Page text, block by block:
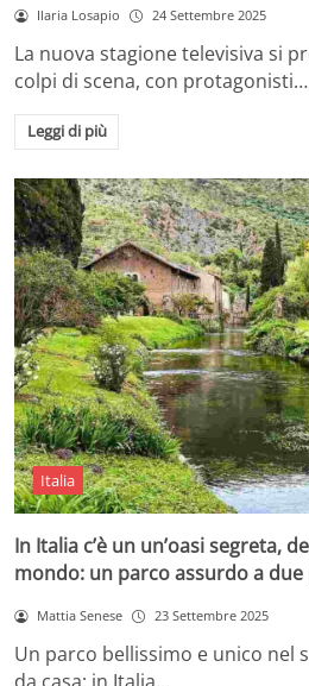
Ilaria Losapio 24 Settembre 2025
La nuova stagione televisiva si
colpi di scena, con protagonisti…
Leggi di più
Italia
In Italia c’è un un’oasi segreta,
mondo: un parco assurdo a due
Mattia Senese 23 Settembre 2025
Un parco bellissimo e unico nel